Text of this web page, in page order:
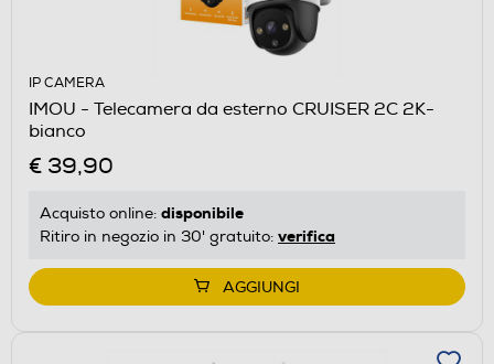
IP CAMERA
IMOU - Telecamera da esterno CRUISER 2C 2K-
bianco
€ 39,90
Acquisto online: disponibile
Ritiro in negozio in 30' gratuito: verifica
AGGIUNGI